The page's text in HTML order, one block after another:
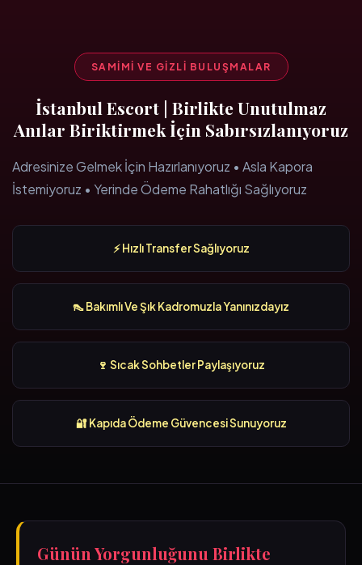
SAMIMI VE GIZLI BULUŞMALAR
İstanbul Escort | Birlikte Unutulmaz
Anılar Biriktirmek İçin Sabırsızlanıyoruz
Adresinize Gelmek İçin Hazırlanıyoruz • Asla Kapora
İstemiyoruz • Yerinde Ödeme Rahatlığı Sağlıyoruz
⚡ Hızlı Transfer Sağlıyoruz
👠 Bakımlı Ve Şık Kadromuzla Yanınızdayız
🍷 Sıcak Sohbetler Paylaşıyoruz
🔐 Kapıda Ödeme Güvencesi Sunuyoruz
Günün Yorgunluğunu Birlikte